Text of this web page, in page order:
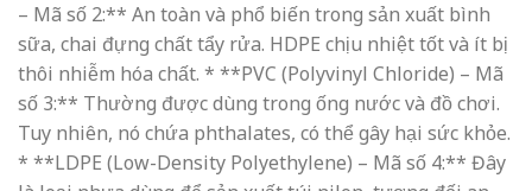
– Mã số 2:** An toàn và phổ biến trong sản xuất bình
sữa, chai đựng chất tẩy rửa. HDPE chịu nhiệt tốt và ít bị
thôi nhiễm hóa chất. * **PVC (Polyvinyl Chloride) – Mã
số 3:** Thường được dùng trong ống nước và đồ chơi.
Tuy nhiên, nó chứa phthalates, có thể gây hại sức khỏe.
* **LDPE (Low-Density Polyethylene) – Mã số 4:** Đây